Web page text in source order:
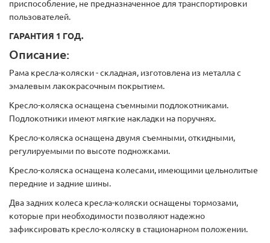
приспособление, не предназначенное для транспортировки
пользователей.
ГАРАНТИЯ 1 ГОД.
Описание:
Рама кресла-коляски - складная, изготовлена из металла с
эмалевым лакокрасочным покрытием.
Кресло-коляска оснащена съемными подлокотниками.
Подлокотники имеют мягкие накладки на поручнях.
Кресло-коляска оснащена двумя съемными, откидными,
регулируемыми по высоте подножками.
Кресло-коляска оснащена колесами, имеющими цельнолитые
передние и задние шины.
Два задних колеса кресла-коляски оснащены тормозами,
которые при необходимости позволяют надежно
зафиксировать кресло-коляску в стационарном положении.